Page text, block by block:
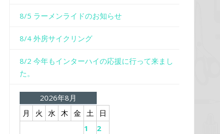
8/5 ラーメンライドのお知らせ
8/4 外房サイクリング
8/2 今年もインターハイの応援に行って来まし
た。
2026年8月
月
火 水 木 金 土
日
1
2